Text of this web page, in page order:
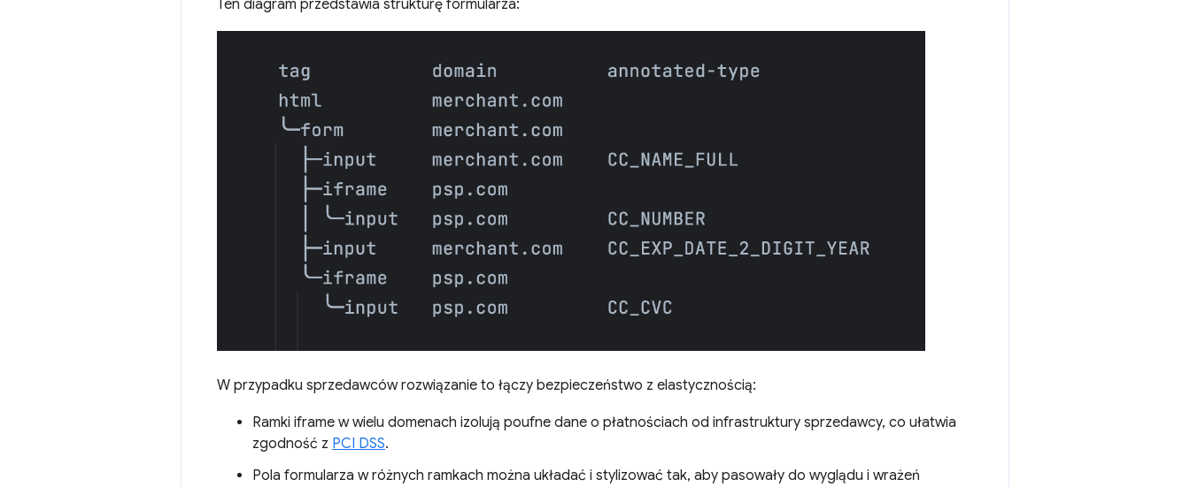
Ten diagram przedstawia strukturę formularza:
W przypadku sprzedawców rozwiązanie to łączy bezpieczeństwo z elastycznością:
Ramki iframe w wielu domenach izolują poufne dane o płatnościach od infrastruktury sprzedawcy, co ułatwia
zgodność z PCI DSS.
Pola formularza w różnych ramkach można układać i stylizować tak, aby pasowały do wyglądu i wrażeń